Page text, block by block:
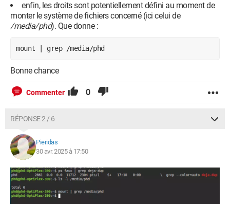
enfin, les droits sont potentiellement défini au moment de
monter le système de fichiers concerné (ici celui de
/media/phd). Que donne :
mount | grep /media/phd
Bonne chance
Commenter 0
RÉPONSE 2 / 6
Pieridas
30 avr. 2025 à 17:50